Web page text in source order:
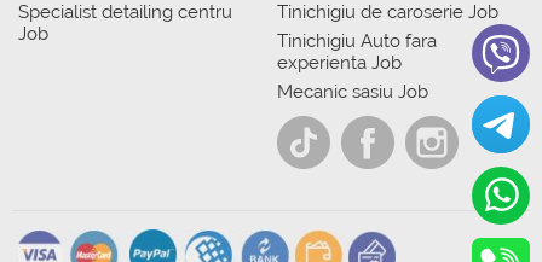
Specialist detailing centru
Job
Tinichigiu de caroserie Job
Tinichigiu Auto fara
experienta Job
Mecanic sasiu Job